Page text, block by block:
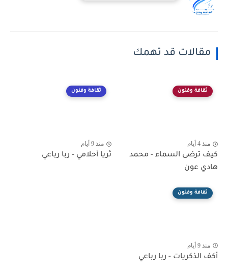
مقالات قد تهمك
ثقافة وفنون
منذ 4 أيام
كيف ترضى السماء - محمد
هادي عون
ثقافة وفنون
منذ 9 أيام
ثريا أحلامي - ربا رباعي
ثقافة وفنون
منذ 9 أيام
أكف الذكريات - ربا رباعي